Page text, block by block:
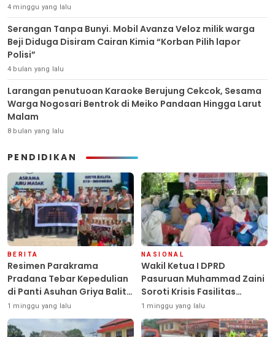
4 minggu yang lalu
Serangan Tanpa Bunyi. Mobil Avanza Veloz milik warga
Beji Diduga Disiram Cairan Kimia “Korban Pilih lapor
Polisi”
4 bulan yang lalu
Larangan penutuoan Karaoke Berujung Cekcok, Sesama
Warga Nogosari Bentrok di Meiko Pandaan Hingga Larut
Malam
8 bulan yang lalu
PENDIDIKAN
BERITA
Resimen Parakrama
Pradana Tebar Kepedulian
di Panti Asuhan Griya Balita
SYD, Peluk Hangat Balita
Terlantar “POLRI Hadir
Dengan Hati”
1 minggu yang lalu
NASIONAL
Wakil Ketua I DPRD
Pasuruan Muhammad Zaini
Soroti Krisis Fasilitas
Sekolah di Tengah Efisiensi
Anggaran
1 minggu yang lalu